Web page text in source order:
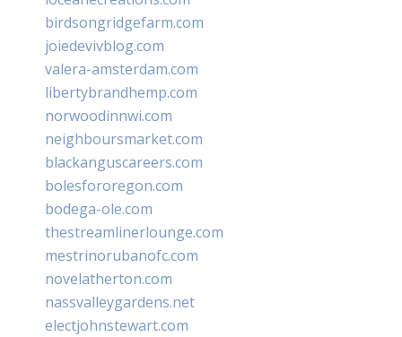
birdsongridgefarm.com
joiedevivblog.com
valera-amsterdam.com
libertybrandhemp.com
norwoodinnwi.com
neighboursmarket.com
blackanguscareers.com
bolesfororegon.com
bodega-ole.com
thestreamlinerlounge.com
mestrinorubanofc.com
novelatherton.com
nassvalleygardens.net
electjohnstewart.com